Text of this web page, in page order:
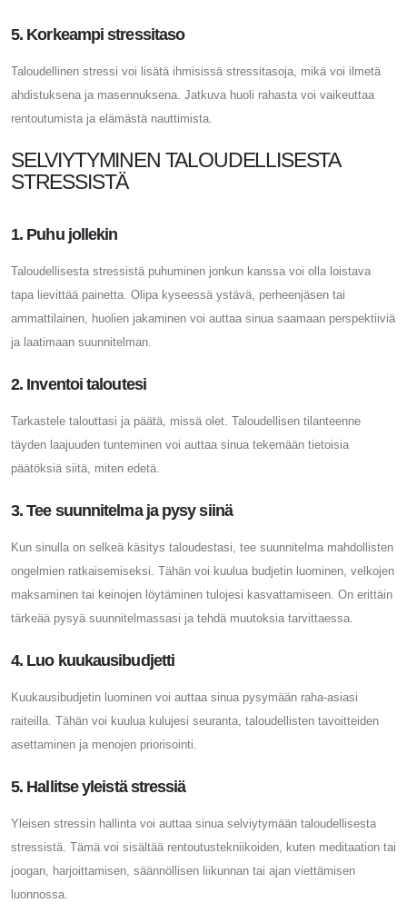
5. Korkeampi stressitaso
Taloudellinen stressi voi lisätä ihmisissä stressitasoja, mikä voi ilmetä
ahdistuksena ja masennuksena. Jatkuva huoli rahasta voi vaikeuttaa
rentoutumista ja elämästä nauttimista.
SELVIYTYMINEN TALOUDELLISESTA
STRESSISTÄ
1. Puhu jollekin
Taloudellisesta stressistä puhuminen jonkun kanssa voi olla loistava
tapa lievittää painetta. Olipa kyseessä ystävä, perheenjäsen tai
ammattilainen, huolien jakaminen voi auttaa sinua saamaan perspektiiviä
ja laatimaan suunnitelman.
2. Inventoi taloutesi
Tarkastele talouttasi ja päätä, missä olet. Taloudellisen tilanteenne
täyden laajuuden tunteminen voi auttaa sinua tekemään tietoisia
päätöksiä siitä, miten edetä.
3. Tee suunnitelma ja pysy siinä
Kun sinulla on selkeä käsitys taloudestasi, tee suunnitelma mahdollisten
ongelmien ratkaisemiseksi. Tähän voi kuulua budjetin luominen, velkojen
maksaminen tai keinojen löytäminen tulojesi kasvattamiseen. On erittäin
tärkeää pysyä suunnitelmassasi ja tehdä muutoksia tarvittaessa.
4. Luo kuukausibudjetti
Kuukausibudjetin luominen voi auttaa sinua pysymään raha-asiasi
raiteilla. Tähän voi kuulua kulujesi seuranta, taloudellisten tavoitteiden
asettaminen ja menojen priorisointi.
5. Hallitse yleistä stressiä
Yleisen stressin hallinta voi auttaa sinua selviytymään taloudellisesta
stressistä. Tämä voi sisältää rentoutustekniikoiden, kuten meditaation tai
joogan, harjoittamisen, säännöllisen liikunnan tai ajan viettämisen
luonnossa.